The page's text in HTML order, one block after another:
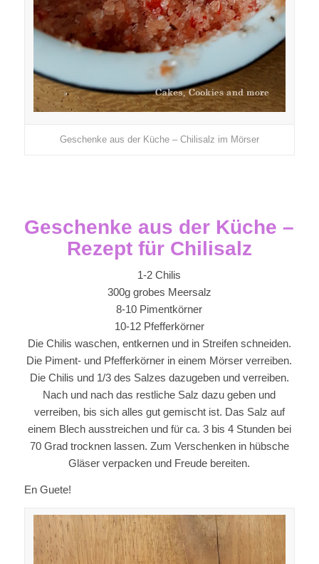
Geschenke aus der Küche – Chilisalz im Mörser
Geschenke aus der Küche –
Rezept für Chilisalz
1-2 Chilis
300g grobes Meersalz
8-10 Pimentkörner
10-12 Pfefferkörner
Die Chilis waschen, entkernen und in Streifen schneiden.
Die Piment- und Pfefferkörner in einem Mörser verreiben.
Die Chilis und 1/3 des Salzes dazugeben und verreiben.
Nach und nach das restliche Salz dazu geben und
verreiben, bis sich alles gut gemischt ist. Das Salz auf
einem Blech ausstreichen und für ca. 3 bis 4 Stunden bei
70 Grad trocknen lassen. Zum Verschenken in hübsche
Gläser verpacken und Freude bereiten.
En Guete!